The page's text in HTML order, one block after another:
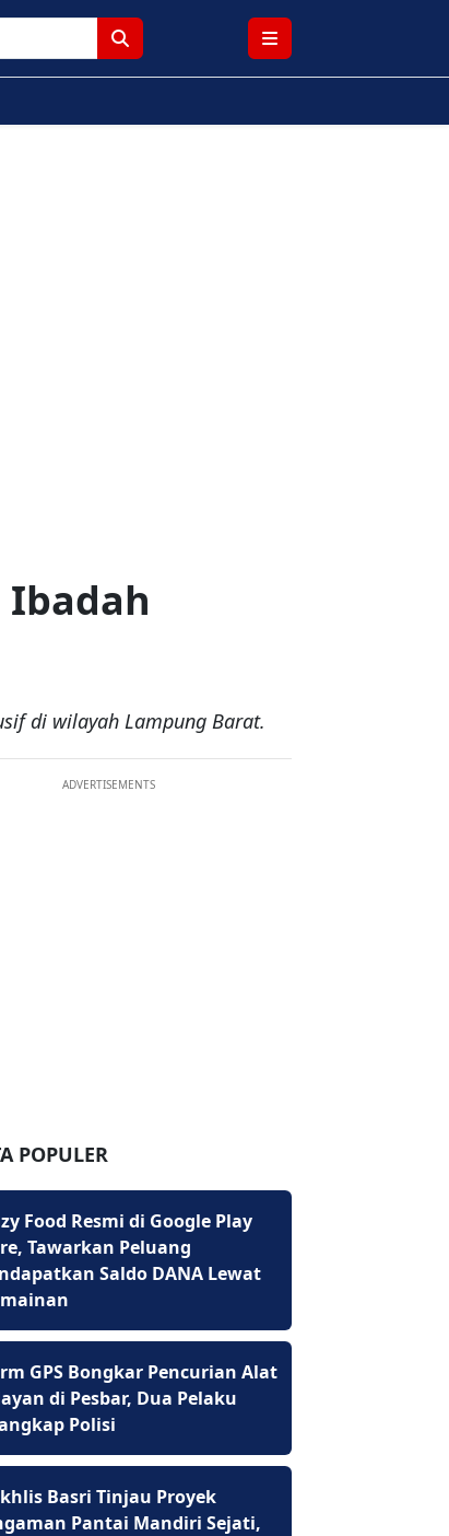
Ibadah
di wilayah Lampung Barat.
ADVERTISEMENTS
POPULER
Food Resmi di Google Play
Tawarkan Peluang
Saldo DANA Lewat
GPS Bongkar Pencurian Alat
di Pesbar, Dua Pelaku
Polisi
Basri Tinjau Proyek
Pantai Mandiri Sejati,